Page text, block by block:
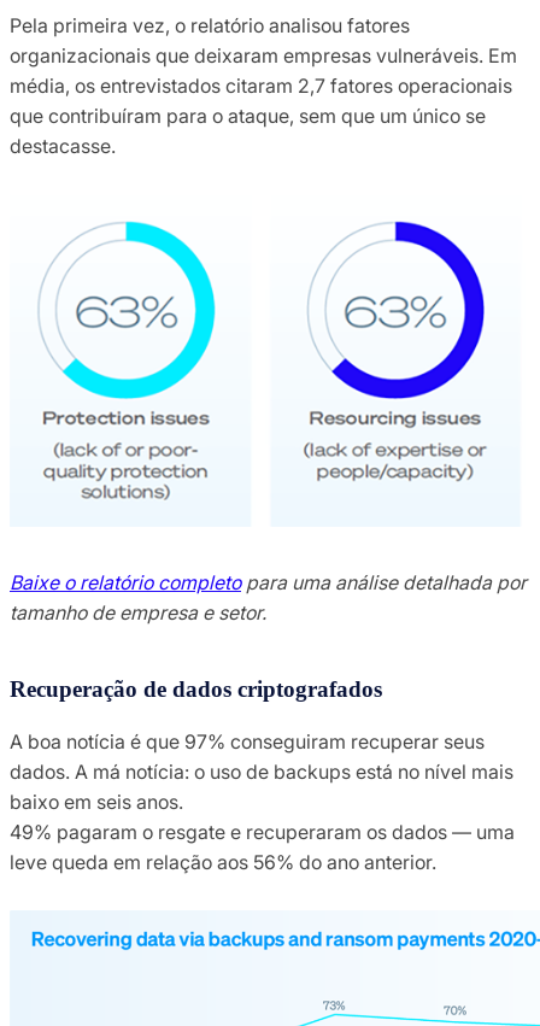
Pela primeira vez, o relatório analisou fatores
organizacionais que deixaram empresas vulneráveis. Em
média, os entrevistados citaram 2,7 fatores operacionais
que contribuíram para o ataque, sem que um único se
destacasse.
Baixe o relatório completopara uma análise detalhada por
tamanho de empresa e setor.
Recuperação de dados criptografados
A boa notícia é que 97% conseguiram recuperar seus
dados. A má notícia: o uso de backups está no nível mais
baixo em seis anos.
49% pagaram o resgate e recuperaram os dados — uma
leve queda em relação aos 56% do ano anterior.